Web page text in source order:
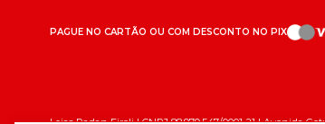
PAGUE NO CARTÃO OU COM DESCONTO NO PIX